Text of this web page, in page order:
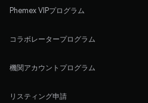
Phemex VIPプログラム
コラボレータープログラム
機関アカウントプログラム
リスティング申請